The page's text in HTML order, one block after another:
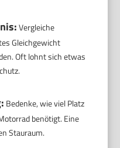
Vergleiche
Gleichgewicht
Oft lohnt sich etwas
Bedenke, wie viel Platz
benötigt. Eine
Stauraum.